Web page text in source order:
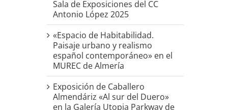
Sala de Exposiciones del CC
Antonio López 2025
«Espacio de Habitabilidad.
Paisaje urbano y realismo
español contemporáneo» en el
MUREC de Almería
Exposición de Caballero
Almendáriz «Al sur del Duero»
en la Galería Utopia Parkway de